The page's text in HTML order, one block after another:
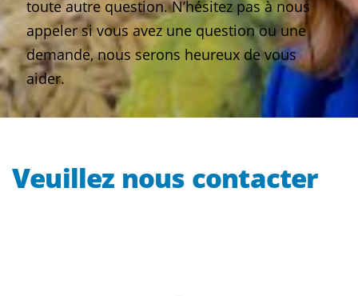
toute autre question. N’hésitez pas à nous
appeler si vous avez une question ou une
demande, nous serons heureux de vous
aider.
Veuillez nous contacter